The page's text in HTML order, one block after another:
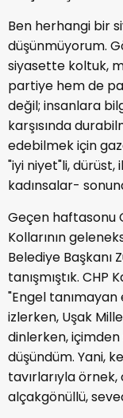
Ben herhangi bir
düşünmüyorum.
siyasette koltuk,
partiye hem de
değil; insanlara
karşısında
edebilmek için
"iyi niyet"li, dürüst,
kadınsalar-
Geçen haftasonu
Kollarının
Belediye
tanışmıştık. CHP
"Engel tanımayan
izlerken, Uşak
dinlerken,
düşündüm. Yani,
tavırlarıyla örnek,
alçakgönüllü,